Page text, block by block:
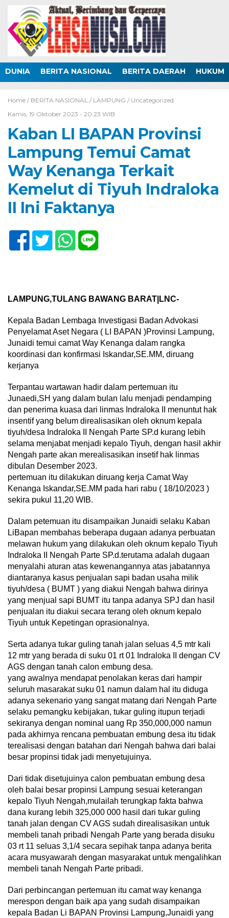
DUNIA BERITA NASIONAL BERITA DAERAH HUKUM
Home / BERITA NASIONAL / LAMPUNG / Uncategorized
Kamis, 19 Oktober 2023 - 20:23 WIB
Kaban LI BAPAN Provinsi
Lampung Temui Camat
Way Kenanga Terkait
Kemelut di Tiyuh Indraloka
II Ini Faktanya
LAMPUNG,TULANG BAWANG BARAT|LNC-
Kepala Badan Lembaga Investigasi Badan Advokasi
Penyelamat Aset Negara ( LI BAPAN )Provinsi Lampung,
Junaidi temui camat Way Kenanga dalam rangka
koordinasi dan konfirmasi Iskandar,SE.MM, diruang
kerjanya
Terpantau wartawan hadir dalam pertemuan itu
Junaedi,SH yang dalam bulan lalu menjadi pendamping
dan penerima kuasa dari linmas Indraloka II menuntut hak
insentif yang belum direalisasikan oleh oknum kepala
tiyuh/desa Indraloka II Nengah Parte SP.d kurang lebih
selama menjabat menjadi kepalo Tiyuh, dengan hasil akhir
Nengah parte akan merealisasikan insetif hak linmas
dibulan Desember 2023.
pertemuan itu dilakukan diruang kerja Camat Way
Kenanga Iskandar,SE.MM pada hari rabu ( 18/10/2023 )
sekira pukul 11,20 WIB.
Dalam petemuan itu disampaikan Junaidi selaku Kaban
LiBapan membahas beberapa dugaan adanya perbuatan
melawan hukum yang dilakukan oleh oknum kepalo Tiyuh
Indraloka II Nengah Parte SP.d.terutama adalah dugaan
menyalahi aturan atas kewenangannya atas jabatannya
diantaranya kasus penjualan sapi badan usaha milik
tiyuh/desa ( BUMT ) yang diakui Nengah bahwa dirinya
yang menjual sapi BUMT itu tanpa adanya SPJ dan hasil
penjualan itu diakui secara terang oleh oknum kepalo
Tiyuh untuk Kepetingan oprasionalnya.
Serta adanya tukar guling tanah jalan seluas 4,5 mtr kali
12 mtr yang berada di suku 01 rt 01 Indraloka II dengan CV
AGS dengan tanah calon embung desa.
yang awalnya mendapat penolakan keras dari hampir
seluruh masarakat suku 01 namun dalam hal itu diduga
adanya sekenario yang sangat matang dari Nengah Parte
selaku pemangku kebijakan, tukar guling itupun terjadi
sekiranya dengan nominal uang Rp 350,000,000 namun
pada akhirnya rencana pembuatan embung desa itu tidak
terealisasi dengan batahan dari Nengah bahwa dari balai
besar propinsi tidak jadi menyetujuinya.
Dari tidak disetujuinya calon pembuatan embung desa
oleh balai besar propinsi Lampung sesuai keterangan
kepalo Tiyuh Nengah,mulailah terungkap fakta bahwa
dana kurang lebih 325,000 000 hasil dari tukar guling
tanah jalan dengan CV AGS sudah direalisasikan untuk
membeli tanah pribadi Nengah Parte yang berada disuku
03 rt 11 seluas 3,1/4 secara sepihak tanpa adanya berita
acara musyawarah dengan masyarakat untuk mengalihkan
membeli tanah Nengah Parte pribadi.
Dari perbincangan pertemuan itu camat way kenanga
merespon dengan baik apa yang sudah disampaikan
kepala Badan Li BAPAN Provinsi Lampung,Junaidi yang